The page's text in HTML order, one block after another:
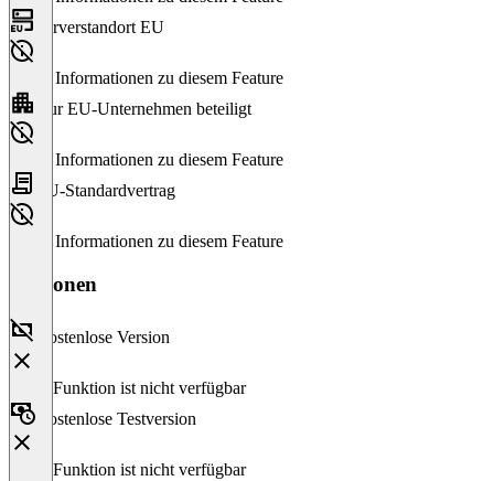
Serverstandort EU
Keine Informationen zu diesem Feature
Nur EU-Unternehmen beteiligt
Keine Informationen zu diesem Feature
EU-Standardvertrag
Keine Informationen zu diesem Feature
Versionen
Kostenlose Version
Diese Funktion ist nicht verfügbar
Kostenlose Testversion
Diese Funktion ist nicht verfügbar